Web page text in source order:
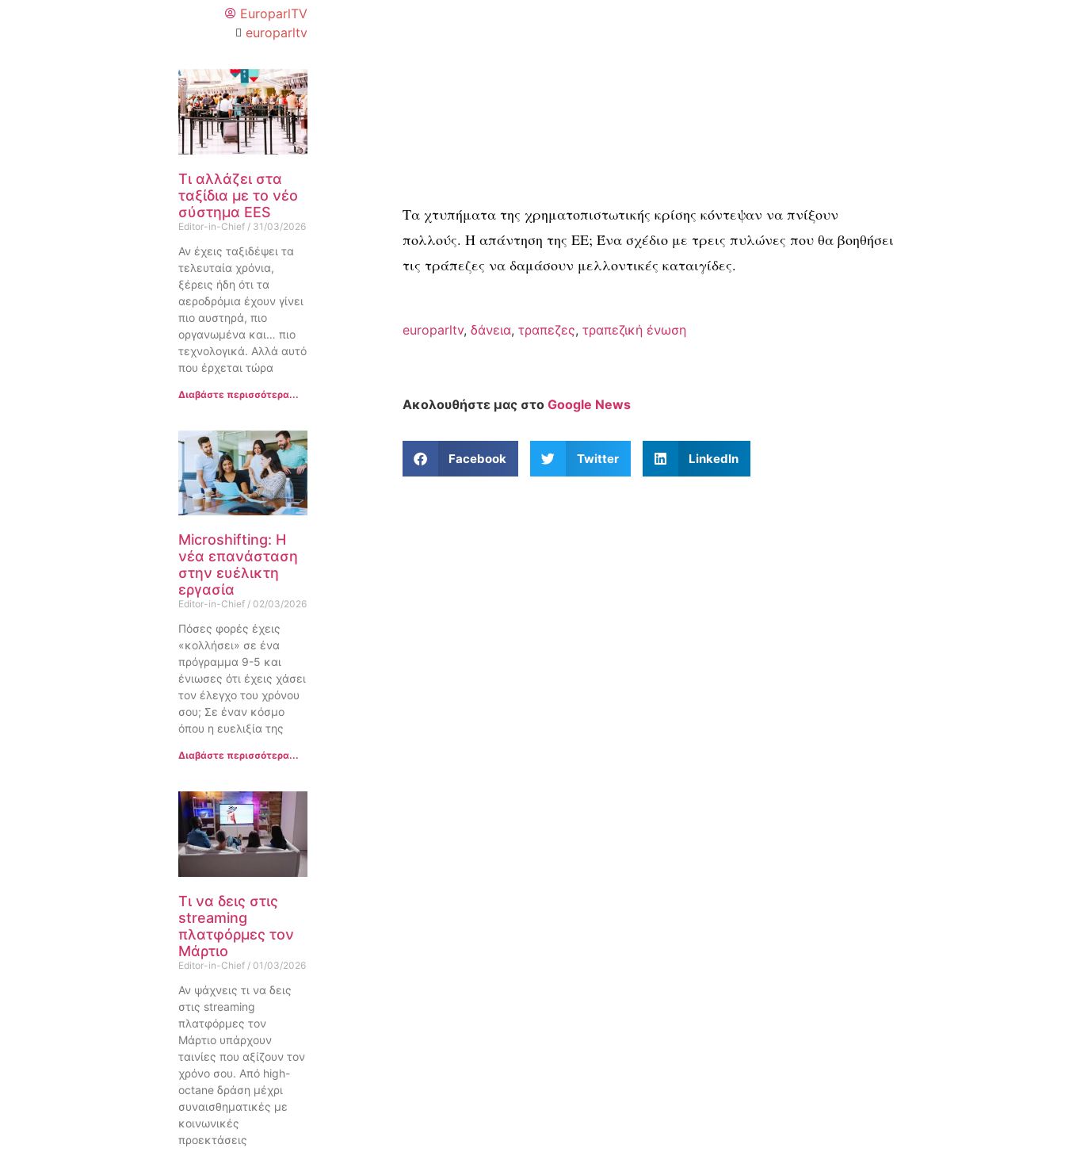
EuroparlTV
europarltv
Τι αλλάζει στα
ταξίδια με το νέο
σύστημα EES
Editor-in-Chief 31/03/2026
Αν έχεις ταξιδέψει τα
τελευταία χρόνια,
ξέρεις ήδη ότι τα
αεροδρόμια έχουν γίνει
πιο αυστηρά, πιο
οργανωμένα και… πιο
τεχνολογικά. Αλλά αυτό
που έρχεται τώρα
Διαβάστε περισσότερα...
Microshifting: Η
νέα επανάσταση
στην ευέλικτη
εργασία
Editor-in-Chief 02/03/2026
Πόσες φορές έχεις
«κολλήσει» σε ένα
πρόγραμμα 9-5 και
ένιωσες ότι έχεις χάσει
τον έλεγχο του χρόνου
σου; Σε έναν κόσμο
όπου η ευελιξία της
Διαβάστε περισσότερα...
Τι να δεις στις
streaming
πλατφόρμες τον
Μάρτιο
Editor-in-Chief 01/03/2026
Αν ψάχνεις τι να δεις
στις streaming
πλατφόρμες τον
Μάρτιο υπάρχουν
ταινίες που αξίζουν τον
χρόνο σου. Από high-
octane δράση μέχρι
συναισθηματικές με
κοινωνικές
προεκτάσεις
Τα χτυπήματα της χρηματοπιστωτικής κρίσης κόντεψαν να πνίξουν
πολλούς. Η απάντηση της ΕΕ; Ένα σχέδιο με τρεις πυλώνες που θα βοηθήσει
τις τράπεζες να δαμάσουν μελλοντικές καταιγίδες.
europarltv, δάνεια, τραπεζες, τραπεζική ένωση
Ακολουθήστε μας στο Google News
Facebook Twitter LinkedIn